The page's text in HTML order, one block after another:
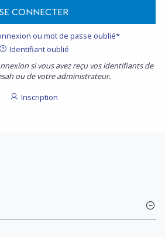
SE CONNECTER
ou mot de passe oublié*
Identifiant oublié
si vous avez reçu vos identifiants de
ou de votre administrateur.
Inscription